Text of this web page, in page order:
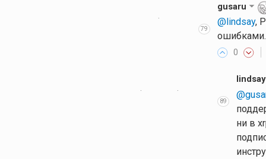
·
79
gusaru
@lindsay,
ошибками.
0
·
·
89
lindsay
ни в